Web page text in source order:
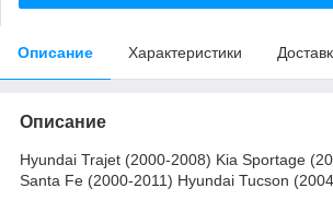
Описание Характеристики
Описание
Hyundai Trajet (2000-2008) Kia Sportage
Santa Fe (2000-2011) Hyundai Tucson